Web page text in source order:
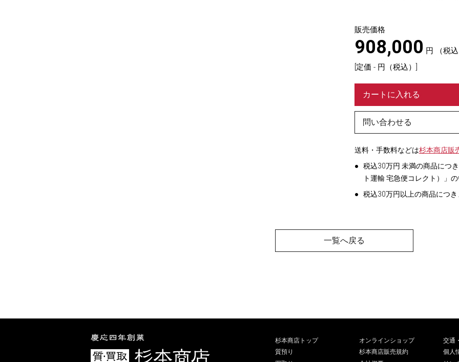
販売価格
908,000 円
（税
[定価 - 円（税込）]
カートに入れる
問い合わせる
送料・手数料などは杉本商店販
税込30万円 未満の商品につ
ト運輸 宅急便コレクト）」
税込30万円以上の商品につ
一覧へ戻る
杉本商店トップ
質預り
オンラインショップ
杉本商店販売規約
交通
個人